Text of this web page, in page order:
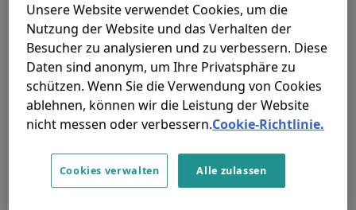
Reduzierung und Beseitigung ihres CO2-
Fussabdrucks innerhalb der Wertschöpfungskette
anzubieten.
Unsere Website verwendet Cookies, um die
Nutzung der Website und das Verhalten der
Besucher zu analysieren und zu verbessern. Diese
Daten sind anonym, um Ihre Privatsphäre zu
schützen. Wenn Sie die Verwendung von Cookies
ablehnen, können wir die Leistung der Website
nicht messen oder verbessern.Cookie-Richtlinie.
Alle zulassen
Cookies verwalten